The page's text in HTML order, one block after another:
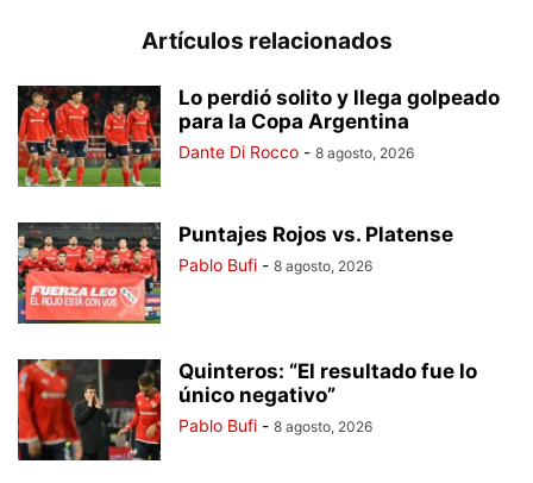
Artículos relacionados
Lo perdió solito y llega golpeado
para la Copa Argentina
Dante Di Rocco - 8 agosto, 2026
Puntajes Rojos vs. Platense
Pablo Bufi - 8 agosto, 2026
Quinteros: “El resultado fue lo
único negativo”
Pablo Bufi - 8 agosto, 2026